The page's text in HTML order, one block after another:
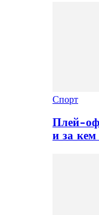
Спорт
Плей-
и за кем